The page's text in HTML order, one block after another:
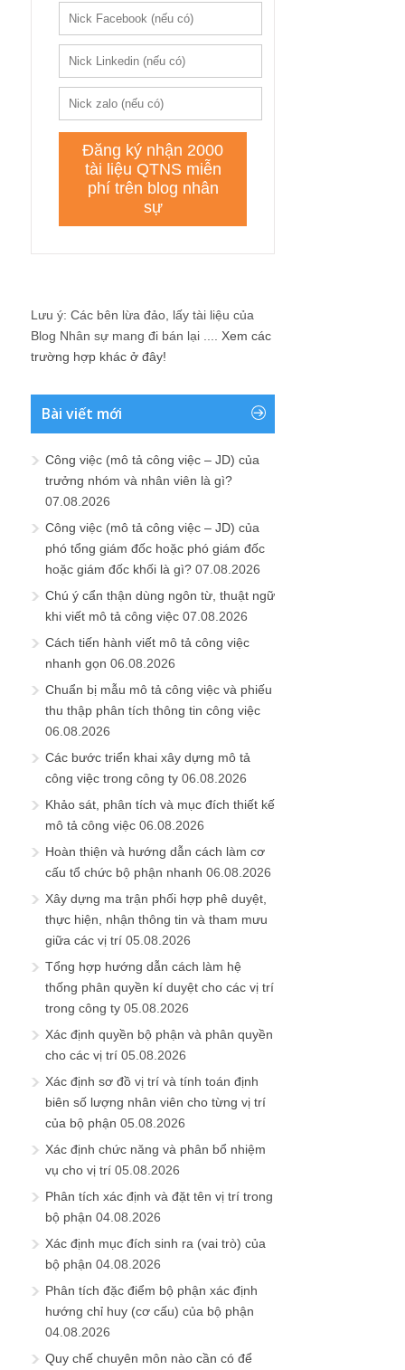
Lưu ý: Các bên lừa đảo, lấy tài liệu của
Blog Nhân sự mang đi bán lại .... Xem các
trường hợp khác ở đây!
Bài viết mới
Công việc (mô tả công việc – JD) của
trưởng nhóm và nhân viên là gì?
07.08.2026
Công việc (mô tả công việc – JD) của
phó tổng giám đốc hoặc phó giám đốc
hoặc giám đốc khối là gì? 07.08.2026
Chú ý cẩn thận dùng ngôn từ, thuật ngữ
khi viết mô tả công việc 07.08.2026
Cách tiến hành viết mô tả công việc
nhanh gọn 06.08.2026
Chuẩn bị mẫu mô tả công việc và phiếu
thu thập phân tích thông tin công việc
06.08.2026
Các bước triển khai xây dựng mô tả
công việc trong công ty 06.08.2026
Khảo sát, phân tích và mục đích thiết kế
mô tả công việc 06.08.2026
Hoàn thiện và hướng dẫn cách làm cơ
cấu tổ chức bộ phận nhanh 06.08.2026
Xây dựng ma trận phối hợp phê duyệt,
thực hiện, nhận thông tin và tham mưu
giữa các vị trí 05.08.2026
Tổng hợp hướng dẫn cách làm hệ
thống phân quyền kí duyệt cho các vị trí
trong công ty 05.08.2026
Xác định quyền bộ phận và phân quyền
cho các vị trí 05.08.2026
Xác định sơ đồ vị trí và tính toán định
biên số lượng nhân viên cho từng vị trí
của bộ phận 05.08.2026
Xác định chức năng và phân bổ nhiệm
vụ cho vị trí 05.08.2026
Phân tích xác định và đặt tên vị trí trong
bộ phận 04.08.2026
Xác định mục đích sinh ra (vai trò) của
bộ phận 04.08.2026
Phân tích đặc điểm bộ phận xác định
hướng chỉ huy (cơ cấu) của bộ phận
04.08.2026
Quy chế chuyên môn nào cần có để